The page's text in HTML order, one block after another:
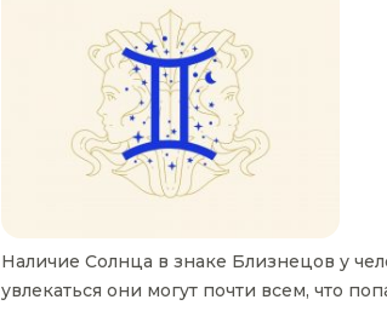
Наличие Солнца в знаке Близнецов у
увлекаться они могут почти всем, что